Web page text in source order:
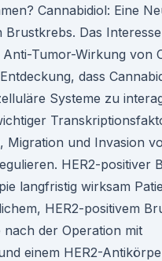
Cannabidiol: Eine
Brustkrebs. Das
Tumor-Wirkung von
dass
Systeme zu
Migration und Invasion
HER2-positiver
langfristig wirksam
HER2-positivem
nach der Operation mit
einem HER2-